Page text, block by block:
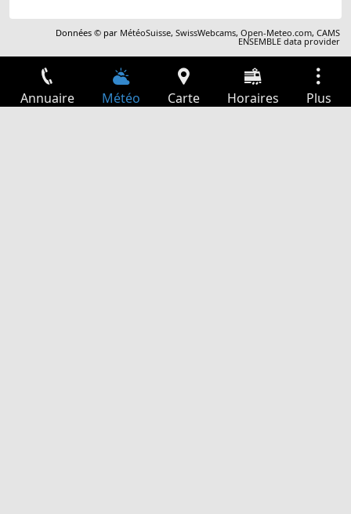
Données © par MétéoSuisse,SwissWebcams,Open-Meteo.com,CAMS
ENSEMBLE data provider
Annuaire Météo Carte Horaires Plus